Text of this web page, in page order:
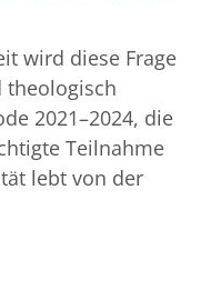
wird diese Frage
theologisch
2021–2024, die
Teilnahme
lebt von der